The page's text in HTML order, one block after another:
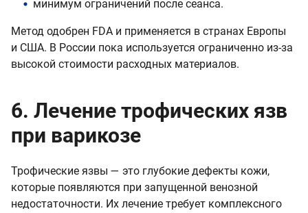
минимум ограничений после сеанса.
Метод одобрен FDA и применяется в странах Европы
и США. В России пока используется ограниченно из-за
высокой стоимости расходных материалов.
6. Лечение трофических язв
при варикозе
Трофические язвы — это глубокие дефекты кожи,
которые появляются при запущенной венозной
недостаточности. Их лечение требует комплексного